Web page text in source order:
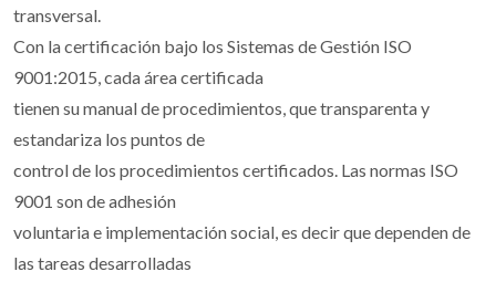
transversal.
Con la certificación bajo los Sistemas de Gestión ISO
9001:2015, cada área certificada
tienen su manual de procedimientos, que transparenta y
estandariza los puntos de
control de los procedimientos certificados. Las normas ISO
9001 son de adhesión
voluntaria e implementación social, es decir que dependen de
las tareas desarrolladas